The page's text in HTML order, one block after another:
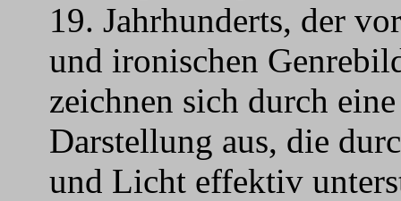
19. Jahrhunderts, der
und ironischen
zeichnen sich durch
Darstellung aus, die
und Licht effektiv